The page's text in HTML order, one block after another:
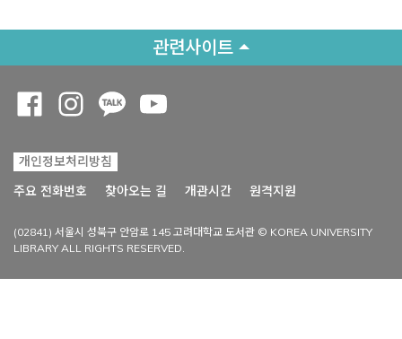
관련사이트
개인정보처리방침
주요 전화번호
찾아오는 길 개관시간 원격지원
(02841) 서울시 성북구 안암로 145 고려대학교 도서관 © KOREA UNIVERSITY
LIBRARY ALL RIGHTS RESERVED.
Opens a new window
Opens a new window
Opens a new window